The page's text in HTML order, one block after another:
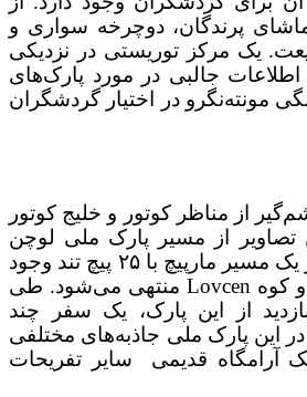
پرندگان، دوچرخه سواری و
یک مرکز توریستی در نزدیکی
اطلاعات جالبی در مورد پارک‌های
مونته‌نگرو در اختیار گردشگران
از مناظر کوتور و خلیج کوتور
تصاویر از مسیر پارک ملی لوچن
ثبت شده‌اند. از کوتور یک مسیر مارپیچ با ۲۵ پیچ تند وجود
دارد که به پارک ملی و کوه Lovcen منتهی می‌شود. طی
از این پارک، یک سفر چند
این پارک ملی جاذبه‌های مختلفی
آرامگاه قدیمی سایر تفریحات